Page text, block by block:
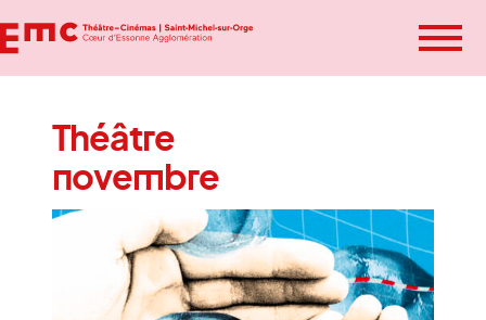
Spectacle
Cinéma
Infos pratiques
Théâtre
novembre